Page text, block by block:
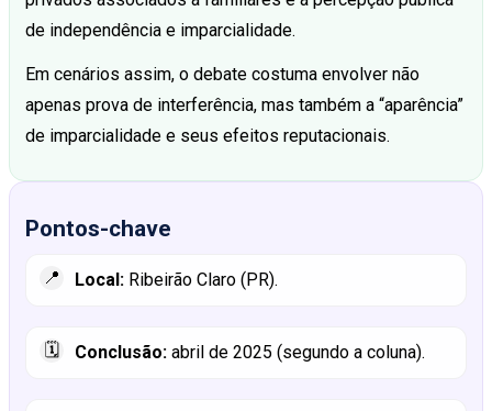
de independência e imparcialidade.
Em cenários assim, o debate costuma envolver não
apenas prova de interferência, mas também a “aparência”
de imparcialidade e seus efeitos reputacionais.
Pontos-chave
📍 Local: Ribeirão Claro (PR).
🗓️ Conclusão: abril de 2025 (segundo a coluna).